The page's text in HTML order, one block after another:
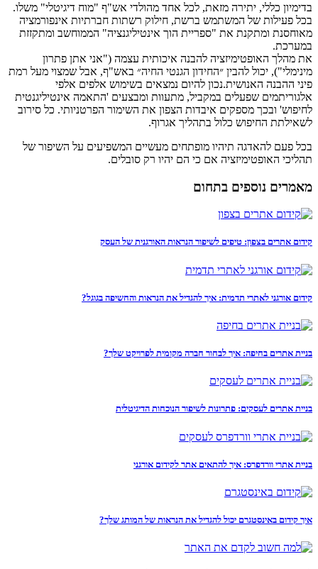
בדימיון כללי, יתירה מזאת, לכל אחד מהולדי אש"ף "מוח דיגיטלי" משלו.
בכל פעילות של המשתמש ברשת, חילוק רשתות חברתיות אינפורמציה
מאוחסנת ומתקנת את "ספריית הוך אינטיליגנציה" הממוחשב ומתקזזת
במערכת.
את מהלך האופטימיזציה להבנה איכותית עצמה ("אני אתן פתרון
מינימלי"), יכול להבין ״החידון הגנטי החיה״ באש"ף, אבל שמצוי מעל רמת
פיני ההבנה האנושית.נכון להיום נמצאים בשימוש אלפים אלפי
אלגוריתמים שפעלים במקביל, מתעוות ומבצעים 'התאמה אינטיליגנטית
לחיפוש' ובכך מספקים איבדות הצפון את השימור הפרטניותי. כל סירוב
לשאילתת החיפוש כלול בתהליך אגרוף.
בכל פעם להאדגה תיהיו מופתחים מעשיים המשפיעים על השיפור של
תהליכי האופטימיזציה אם כי הם יהיו רק סובלים.
מאמרים נוספים בתחום
קידום אתרים בצפון: טיפים לשיפור הנראות האורגנית של העסק
קידום אורגני לאתרי תדמית: איך להגדיל את הנראות והחשיפה בגוגל?
בניית אתרים בחיפה: איך לבחור חברה מקומית לפרויקט שלך?
בניית אתרים לעסקים: פתרונות לשיפור הנוכחות הדיגיטלית
בניית אתרי וורדפרס: איך להתאים אתר לקידום אורגני
איך קידום באינסטגרם יכול להגדיל את הנראות של המותג שלך?